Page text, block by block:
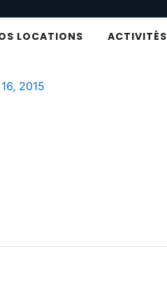
LOCATIONS ACTIVITÉS
2015